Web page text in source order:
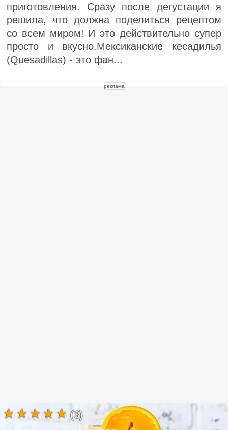
приготовления. Сразу после дегустации я
решила, что должна поделиться рецептом
со всем миром! И это действительно супер
просто и вкусно.Мексиканские кесадилья
(Quesadillas) - это фан...
реклама
(3)